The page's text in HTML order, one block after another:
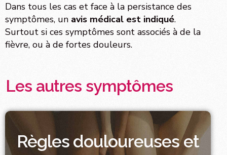
Dans tous les cas et face à la persistance des
symptômes, un avis médical est indiqué.
Surtout si ces symptômes sont associés à de la
fièvre, ou à de fortes douleurs.
Les autres symptômes
Règles douloureuses et